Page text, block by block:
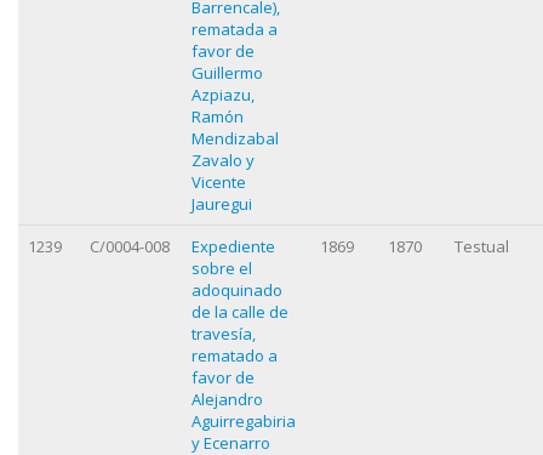
Barrencale),
rematada a
favor de
Guillermo
Azpiazu,
Ramón
Mendizabal
Zavalo y
Vicente
Jauregui
1239 C/0004-008
Expediente
sobre el
adoquinado
de la calle de
travesía,
rematado a
favor de
Alejandro
Aguirregabiria
y Ecenarro
1869 1870 Testual